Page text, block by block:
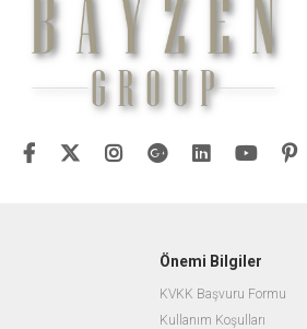
Önemi Bilgiler
KVKK Başvuru Formu
Kullanım Koşulları